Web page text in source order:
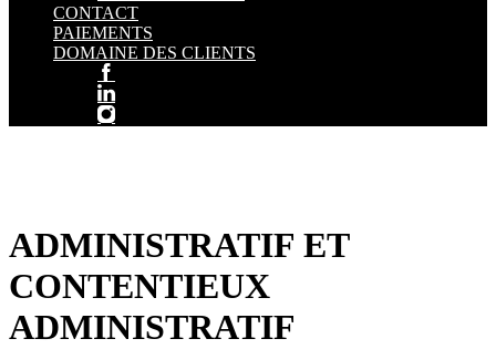
CONTACT
PAIEMENTS
DOMAINE DES CLIENTS
ADMINISTRATIF ET
CONTENTIEUX
ADMINISTRATIF